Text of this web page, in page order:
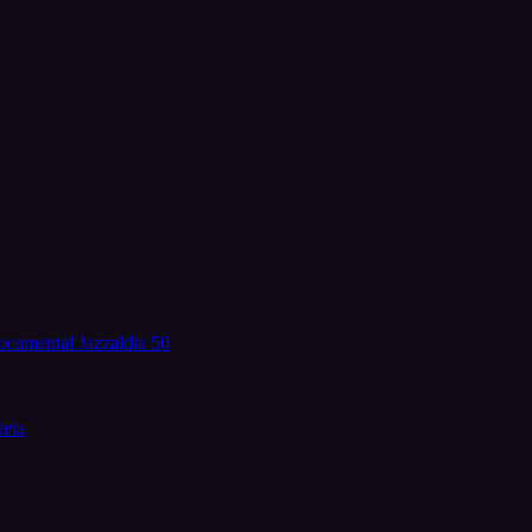
Jazzaldia 50